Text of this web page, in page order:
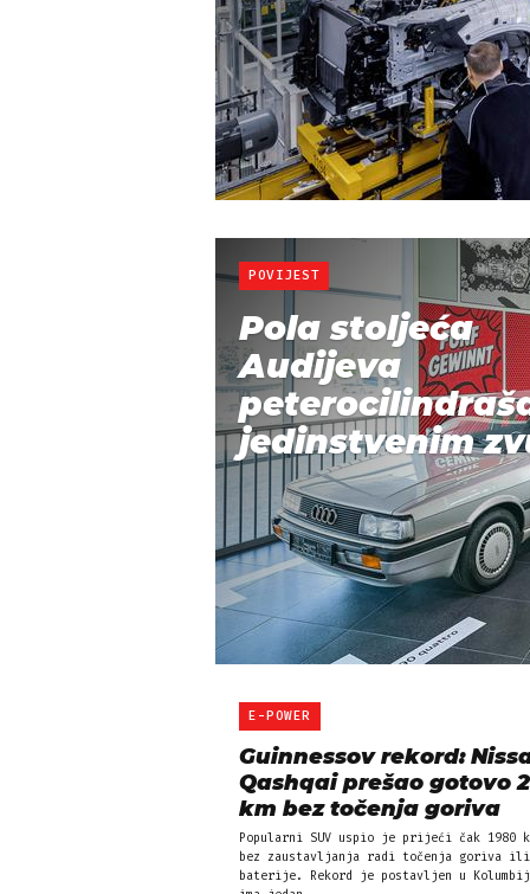
POVIJEST
Pola stoljeća
Audijeva
jedinstvenim
E-POWER
Guinnessov rekord:
Qashqai prešao gotovo
km bez točenja goriva
Popularni SUV uspio je prijeći čak 1980
bez zaustavljanja radi točenja goriva ili
baterije. Rekord je postavljen u